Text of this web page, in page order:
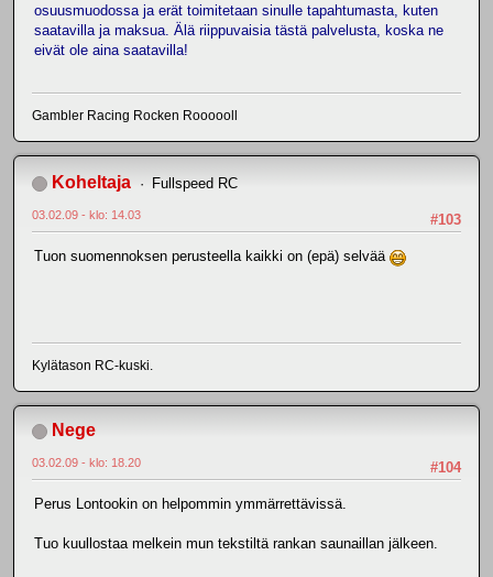
osuusmuodossa ja erät toimitetaan sinulle tapahtumasta, kuten
saatavilla ja maksua. Älä riippuvaisia tästä palvelusta, koska ne
eivät ole aina saatavilla!
Gambler Racing Rocken Roooooll
Koheltaja Fullspeed RC
#103
03.02.09 - klo: 14.03
Tuon suomennoksen perusteella kaikki on (epä) selvää
Kylätason RC-kuski.
Nege
#104
03.02.09 - klo: 18.20
Perus Lontookin on helpommin ymmärrettävissä.
Tuo kuullostaa melkein mun tekstiltä rankan saunaillan jälkeen.